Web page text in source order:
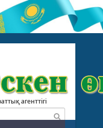
агенттігі